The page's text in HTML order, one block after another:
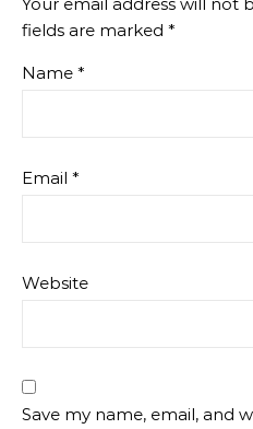
fields are marked *
Name *
Email *
Website
Save my name, email, and